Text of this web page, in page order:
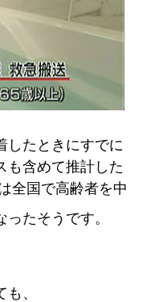
したときにすでに
も含めて推計した
全国で高齢者を中
ったそうです。
、